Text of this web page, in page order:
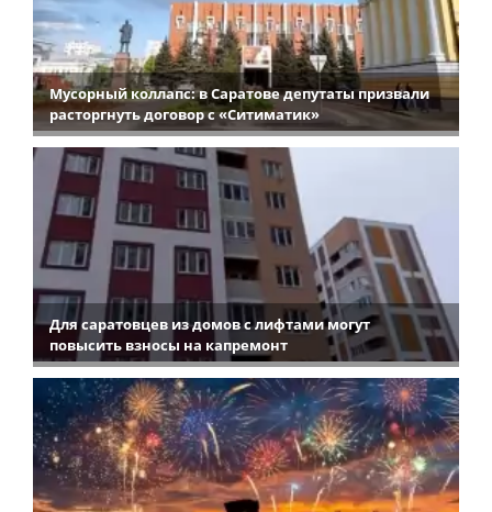
Мусорный коллапс: в Саратове депутаты призвали
расторгнуть договор с «Ситиматик»
Для саратовцев из домов с лифтами могут
повысить взносы на капремонт